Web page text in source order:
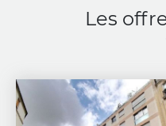
Les